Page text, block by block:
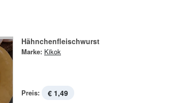
Hähnchenfleischwurst
Marke: Kikok
Preis: € 1,49